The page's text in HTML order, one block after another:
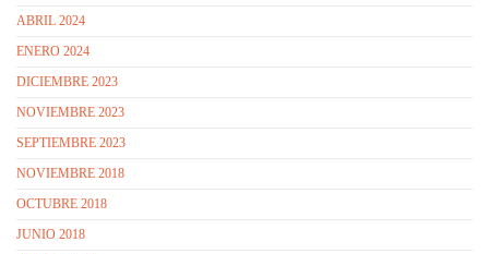
ABRIL 2024
ENERO 2024
DICIEMBRE 2023
NOVIEMBRE 2023
SEPTIEMBRE 2023
NOVIEMBRE 2018
OCTUBRE 2018
JUNIO 2018